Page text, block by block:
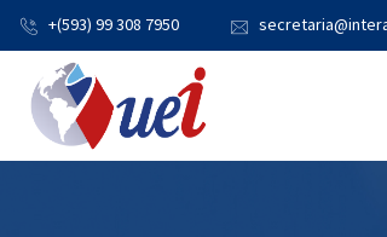
+(593) 99 308 7950